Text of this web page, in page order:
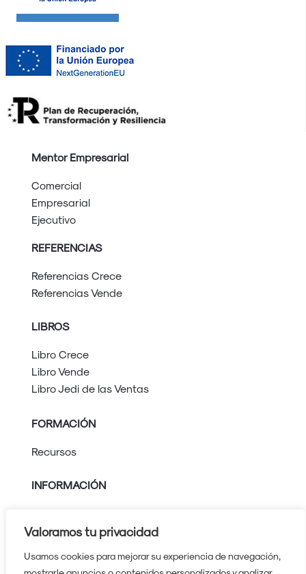
Valoramos tu privacidad
Usamos cookies para mejorar su experiencia de navegación,
Mentor Empresarial
Comercial
Empresarial
Ejecutivo
REFERENCIAS
Referencias Crece
Referencias Vende
LIBROS
Libro Crece
Libro Vende
Libro Jedi de las Ventas
FORMACIÓN
Recursos
INFORMACIÓN
Política de privacidad
Protocolo contra el acoso